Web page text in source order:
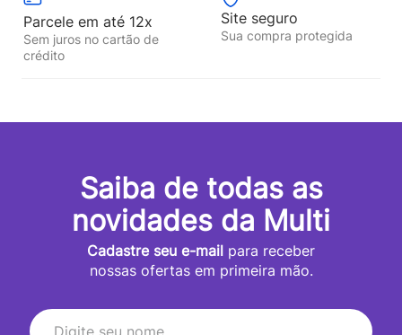
Parcele em até 12x
Sem juros no cartão de
crédito
Site seguro
Sua compra protegida
Saiba de todas as
novidades da Multi
Cadastre seu e-mail para receber
nossas ofertas em primeira mão.